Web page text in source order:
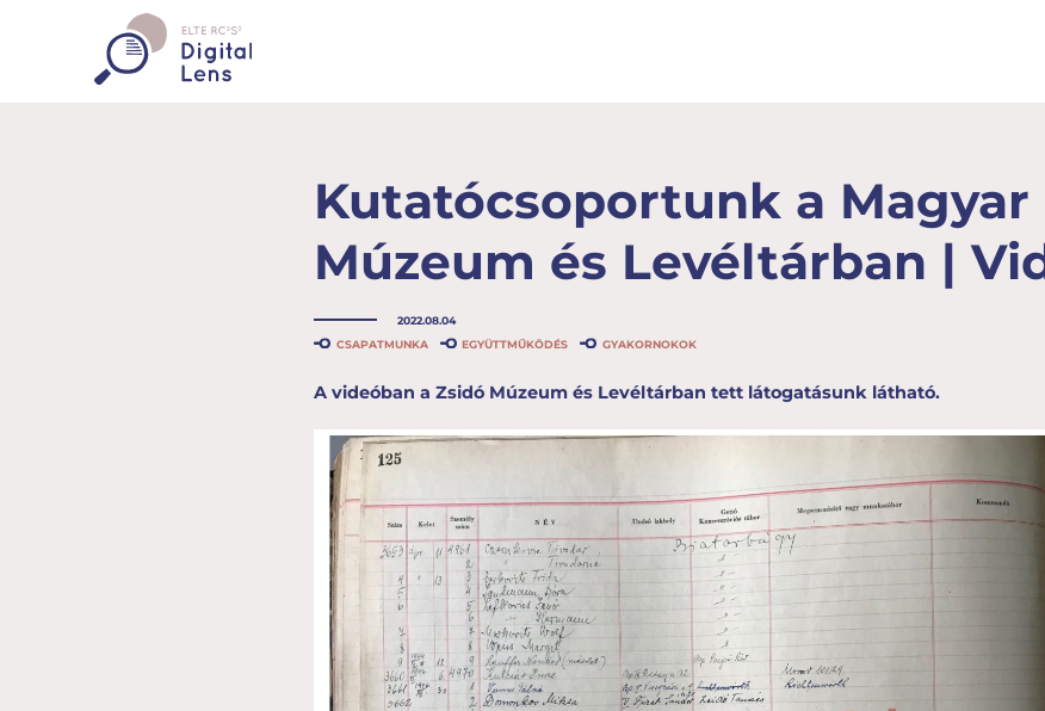
Kutatócsoportunk a Magyar
Múzeum és Levéltárban |
2022.08.04
CSAPATMUNKA
EGYÜTTMŰKÖDÉS GYAKORNOKOK
A videóban a Zsidó Múzeum és Levéltárban tett látogatásunk látható.